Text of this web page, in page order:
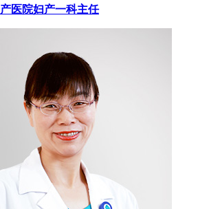
医院妇产一科主任